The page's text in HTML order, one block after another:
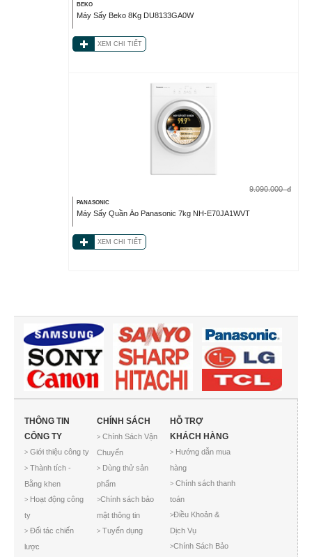
BEKO
Máy Sấy Beko 8Kg DU8133GA0W
XEM CHI TIẾT
9.090.000 đ
PANASONIC
Máy Sấy Quần Áo Panasonic 7kg NH-E70JA1WVT
XEM CHI TIẾT
THÔNG TIN
CÔNG TY
> Giới thiệu công ty
> Thành tích -
Bằng khen
> Hoạt động công
ty
> Đối tác chiến
lược
CHÍNH SÁCH
> Chính Sách Vận
Chuyển
> Dùng thử sản
phẩm
>Chính sách bảo
mật thông tin
> Tuyển dụng
HỖ TRỢ
KHÁCH HÀNG
>Hướng dẫn mua
hàng
>Chính sách thanh
toán
>Điều Khoản &
Dịch Vụ
>Chính Sách Bảo